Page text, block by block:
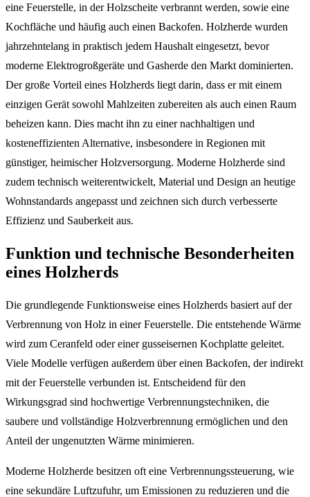
eine Feuerstelle, in der Holzscheite verbrannt werden, sowie eine
Kochfläche und häufig auch einen Backofen. Holzherde wurden
jahrzehntelang in praktisch jedem Haushalt eingesetzt, bevor
moderne Elektrogroßgeräte und Gasherde den Markt dominierten.
Der große Vorteil eines Holzherds liegt darin, dass er mit einem
einzigen Gerät sowohl Mahlzeiten zubereiten als auch einen Raum
beheizen kann. Dies macht ihn zu einer nachhaltigen und
kosteneffizienten Alternative, insbesondere in Regionen mit
günstiger, heimischer Holzversorgung. Moderne Holzherde sind
zudem technisch weiterentwickelt, Material und Design an heutige
Wohnstandards angepasst und zeichnen sich durch verbesserte
Effizienz und Sauberkeit aus.
Funktion und technische Besonderheiten
eines Holzherds
Die grundlegende Funktionsweise eines Holzherds basiert auf der
Verbrennung von Holz in einer Feuerstelle. Die entstehende Wärme
wird zum Ceranfeld oder einer gusseisernen Kochplatte geleitet.
Viele Modelle verfügen außerdem über einen Backofen, der indirekt
mit der Feuerstelle verbunden ist. Entscheidend für den
Wirkungsgrad sind hochwertige Verbrennungstechniken, die
saubere und vollständige Holzverbrennung ermöglichen und den
Anteil der ungenutzten Wärme minimieren.
Moderne Holzherde besitzen oft eine Verbrennungssteuerung, wie
eine sekundäre Luftzufuhr, um Emissionen zu reduzieren und die